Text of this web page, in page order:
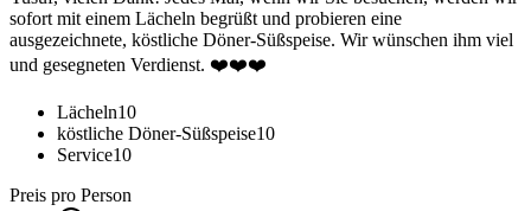
sofort mit einem Lächeln begrüßt und probieren eine
ausgezeichnete, köstliche Döner-Süßspeise. Wir wünschen ihm viel
und gesegneten Verdienst. ❤️❤️❤️
Lächeln10
köstliche Döner-Süßspeise10
Service10
Preis pro Person